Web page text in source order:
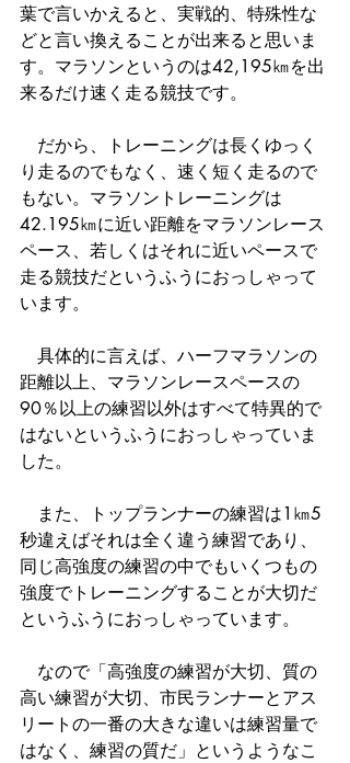
葉で言いかえると、実戦的、特殊性な
どと言い換えることが出来ると思いま
す。マラソンというのは42,195㎞を出
来るだけ速く走る競技です。
だから、トレーニングは長くゆっく
り走るのでもなく、速く短く走るので
もない。マラソントレーニングは
42.195㎞に近い距離をマラソンレース
ペース、若しくはそれに近いペースで
走る競技だというふうにおっしゃって
います。
具体的に言えば、ハーフマラソンの
距離以上、マラソンレースペースの
90％以上の練習以外はすべて特異的で
はないというふうにおっしゃっていま
した。
また、トップランナーの練習は1㎞5
秒違えばそれは全く違う練習であり、
同じ高強度の練習の中でもいくつもの
強度でトレーニングすることが大切だ
というふうにおっしゃっています。
なので「高強度の練習が大切、質の
高い練習が大切、市民ランナーとアス
リートの一番の大きな違いは練習量で
はなく、練習の質だ」というようなこ